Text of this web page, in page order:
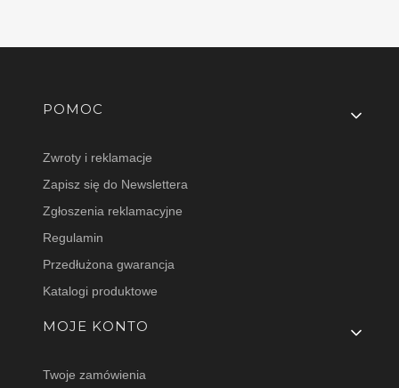
Linki w stopce
POMOC
Zwroty i reklamacje
Zapisz się do Newslettera
Zgłoszenia reklamacyjne
Regulamin
Przedłużona gwarancja
Katalogi produktowe
MOJE KONTO
Twoje zamówienia